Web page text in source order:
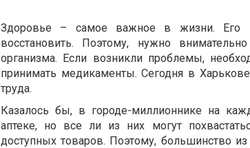
Здоровье – самое важное в жизни. Его
восстановить. Поэтому, нужно
организма. Если возникли проблемы,
принимать медикаменты. Сегодня в
труда.
Казалось бы, в городе-миллионнике на
аптеке, но все ли из них могут
доступных товаров. Поэтому, большинство